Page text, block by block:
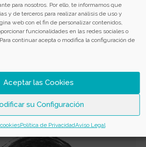
para nosotros. Por ello, te informamos que
y de terceros para realizar análisis de uso y
web con el fin de personalizar contenidos,
funcionalidades en las redes sociales o
continuar acepta o modifica la configuración de
Aceptar las Cookies
su Configuración
Política de PrivacidadAviso Legal